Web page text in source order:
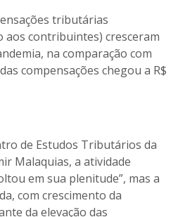
tributárias
aos contribuintes) cresceram
na comparação com
compensações chegou a R$
de Estudos Tributários da
Malaquias, a atividade
em sua plenitude”, mas a
com crescimento da
da elevação das